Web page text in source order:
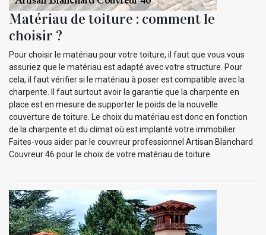
Matériau de toiture : comment le
choisir ?
Pour choisir le matériau pour votre toiture, il faut que vous vous
assuriez que le matériau est adapté avec votre structure. Pour
cela, il faut vérifier si le matériau à poser est compatible avec la
charpente. Il faut surtout avoir la garantie que la charpente en
place est en mesure de supporter le poids de la nouvelle
couverture de toiture. Le choix du matériau est donc en fonction
de la charpente et du climat où est implanté votre immobilier.
Faites-vous aider par le couvreur professionnel Artisan Blanchard
Couvreur 46 pour le choix de votre matériau de toiture.